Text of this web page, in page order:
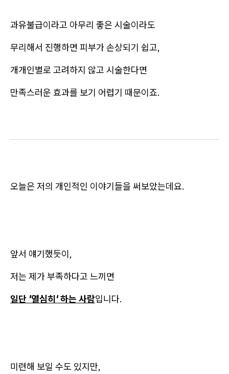
과유불급이라고 아무리 좋은 시술이라도
무리해서 진행하면 피부가 손상되기 쉽고,
개개인별로 고려하지 않고 시술한다면
만족스러운 효과를 보기 어렵기 때문이죠.
오늘은 저의 개인적인 이야기들을 써보았는데요.
앞서 얘기했듯이,
저는 제가 부족하다고 느끼면
일단 '열심히' 하는 사람입니다.
미련해 보일 수도 있지만,